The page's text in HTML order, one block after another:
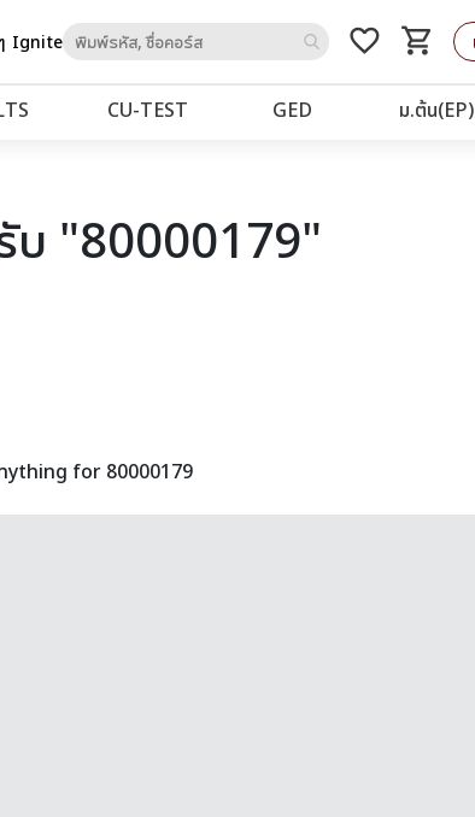
Igniteto
favorite_border shopping_cart
รถเข็น
CU‑TEST GED ม.ต้น(EP)
บ "80000179"
for 80000179